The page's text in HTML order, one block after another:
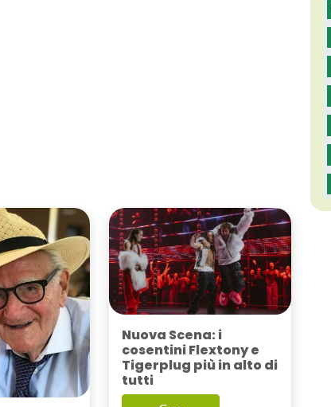
Nuova Scena: i
cosentini Flextony e
Tigerplug più in alto di
tutti